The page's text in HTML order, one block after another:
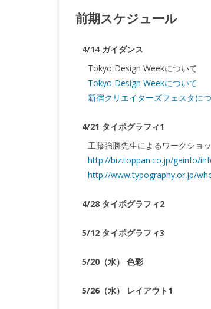
前期スケジュール
4/14 ガイダンス
Tokyo Design Weekについて
Tokyo Design Weekについて
新宿クリエイターズフェスタに
4/21 タイポグラフィ1
工藤強勝先生によるワークショッ
http://biz.toppan.co.jp/gainfo/
http://www.typography.or.jp/
4/28 タイポグラフィ2
5/12 タイポグラフィ3
5/20（水） 色彩
5/26（水） レイアウト1